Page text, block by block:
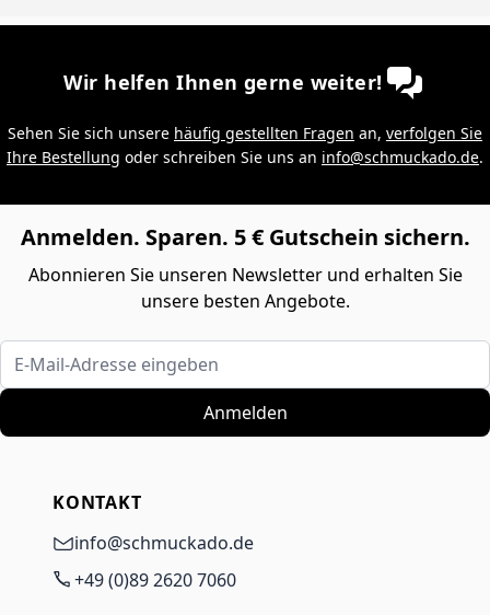
Wir helfen Ihnen gerne weiter!
Sehen Sie sich unsere häufig gestellten Fragen an, verfolgen Sie
Ihre Bestellung oder schreiben Sie uns an info@schmuckado.de.
Anmelden. Sparen. 5 € Gutschein sichern.
Abonnieren Sie unseren Newsletter und erhalten Sie
unsere besten Angebote.
E-Mail-Adresse eingeben
Anmelden
KONTAKT
info@schmuckado.de
+49 (0)89 2620 7060